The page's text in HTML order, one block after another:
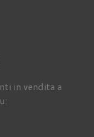
in vendita a